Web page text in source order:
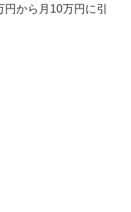
から月10万円に引